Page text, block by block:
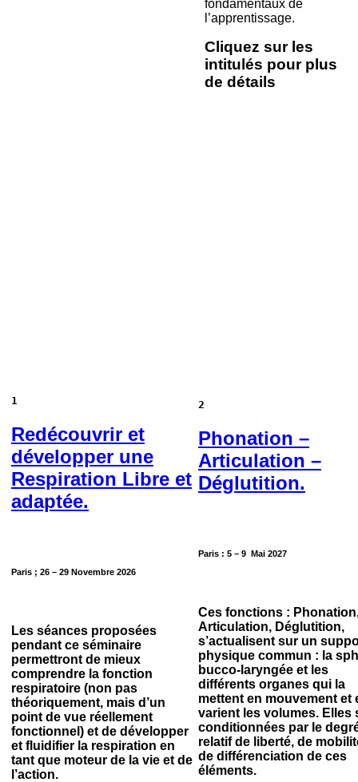
fondamentaux de
l’apprentissage.
Cliquez sur les
intitulés pour plus
de détails
1
Redécouvrir et
développer une
Respiration Libre et
adaptée.
Paris ; 26 – 29 Novembre 2026
Les séances proposées
pendant ce séminaire
permettront de mieux
comprendre la fonction
respiratoire (non pas
théoriquement, mais d’un
point de vue réellement
fonctionnel) et de développer
et fluidifier la respiration en
tant que moteur de la vie et de
l’action.
2
Phonation –
Articulation –
Déglutition.
Paris : 5 – 9 Mai 2027
Ces fonctions :
Articulation, Déglutition,
s’actualisent sur un
physique commun : la
bucco-laryngée et les
différents organes qui la
mettent en mouvement et
varient les volumes. Elles
conditionnées par le
relatif de liberté, de
de différenciation de ces
éléments.